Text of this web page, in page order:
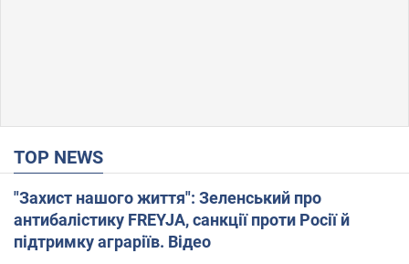
TOP NEWS
"Захист нашого життя": Зеленський про
антибалістику FREYJA, санкції проти Росії й
підтримку аграріїв. Відео